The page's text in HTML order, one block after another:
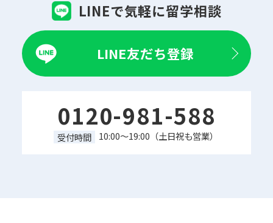
LINEで気軽に留学相談
LINE友だち登録
0120-981-588
受付時間 10:00～19:00（土日祝も営業）